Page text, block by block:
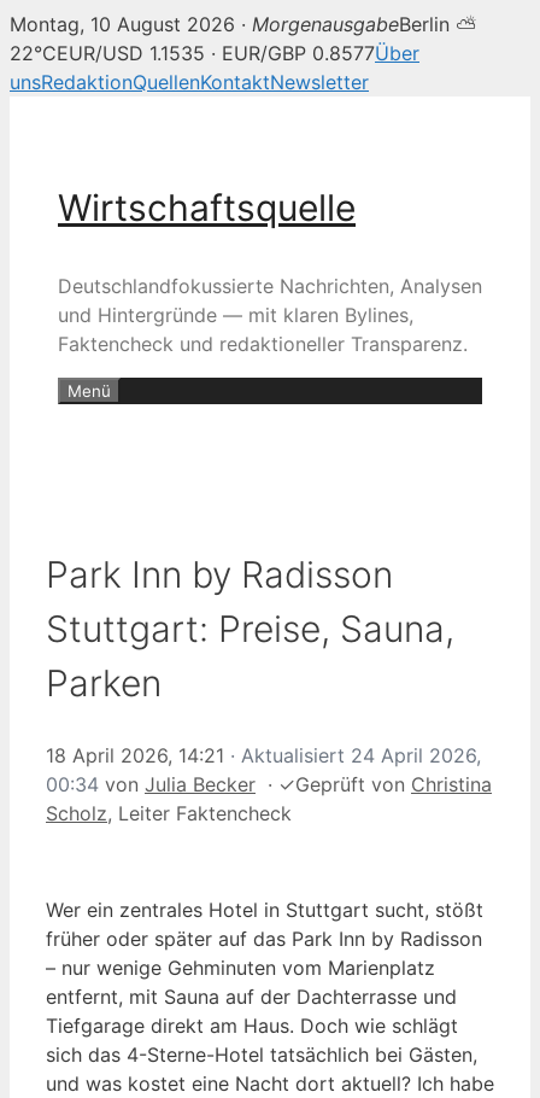
Montag, 10 August 2026 · MorgenausgabeBerlin ⛅
22°CEUR/USD 1.1535 · EUR/GBP 0.8577Über
unsRedaktionQuellenKontaktNewsletter
Wirtschaftsquelle
Deutschlandfokussierte Nachrichten, Analysen
und Hintergründe — mit klaren Bylines,
Faktencheck und redaktioneller Transparenz.
Menü
Park Inn by Radisson
Stuttgart: Preise, Sauna,
Parken
18 April 2026, 14:21 · Aktualisiert 24 April 2026,
00:34 von Julia Becker · ✓Geprüft von Christina
Scholz, Leiter Faktencheck
Wer ein zentrales Hotel in Stuttgart sucht, stößt
früher oder später auf das Park Inn by Radisson
– nur wenige Gehminuten vom Marienplatz
entfernt, mit Sauna auf der Dachterrasse und
Tiefgarage direkt am Haus. Doch wie schlägt
sich das 4-Sterne-Hotel tatsächlich bei Gästen,
und was kostet eine Nacht dort aktuell? Ich habe